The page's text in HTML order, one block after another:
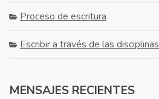
Proceso de escritura
Escribir a través de las disciplinas
MENSAJES RECIENTES